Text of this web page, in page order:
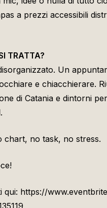
a prezzi accessibili
TRATTA?
Un
e chiacchierare.
di Catania e dintorni
chart, no task, no stress.
qui: https://